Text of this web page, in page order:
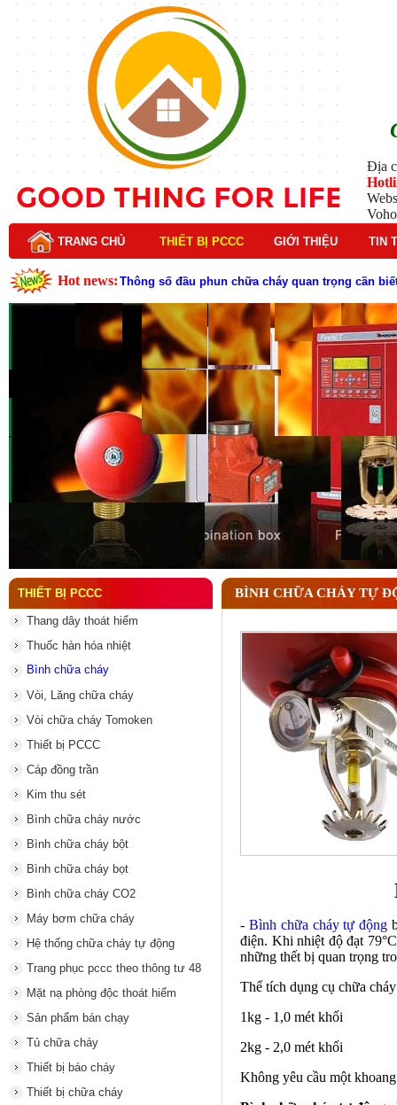
Địa
TRANG CHỦ THIẾT BỊ PCCC GIỚI THIỆU TIN
Hot news: Đầu phun chữa cháy là gì và nguyên lý hoạt động
Lý do nên chọn hệ thống báo cháy Hochiki cho
Cách kiểm tra và bảo trì hệ thống báo cháy
Cấu tạo và nguyên lý hoạt động của báo cháy
Tìm hiểu chi tiết về hệ thống báo cháy Horing
Các loại thang dây thoát hiểm phổ biến trên thị
Thang dây thoát hiểm có tác dụng gì trong tình
Tại sao cần kiểm tra đầu phun chữa cháy theo
Thông số đầu phun chữa cháy quan trọng cần
THIẾT BỊ PCCC
Thang dây thoát hiểm
Thuốc hàn hóa nhiệt
Bình chữa cháy
Vòi, Lăng chữa cháy
Vòi chữa cháy Tomoken
Thiết bị PCCC
Cáp đồng trần
Kim thu sét
Bình chữa cháy nước
Bình chữa cháy bột
Bình chữa cháy bọt
Bình chữa cháy CO2
Máy bơm chữa cháy
Hệ thống chữa cháy tự động
Trang phục pccc theo thông tư 48
Mặt nạ phòng độc thoát hiểm
Sản phẩm bán chạy
Tủ chữa cháy
Thiết bị báo cháy
Thiết bị chữa cháy
BÌNH CHỮA CHÁY TỰ
- Bình chữa cháy tự động
điện. Khi nhiệt độ đạt
những thết bị quan trọng
Thể tích dụng cụ chữa cháy
1kg - 1,0 mét khối
2kg - 2,0 mét khối
Không yêu cầu một